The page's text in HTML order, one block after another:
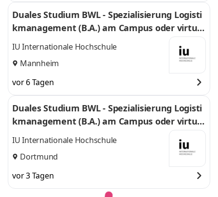
Duales Studium BWL - Spezialisierung Logisti
kmanagement (B.A.) am Campus oder virtuel
l
IU Internationale Hochschule
Mannheim
vor 6 Tagen
Duales Studium BWL - Spezialisierung Logisti
kmanagement (B.A.) am Campus oder virtuel
l
IU Internationale Hochschule
Dortmund
vor 3 Tagen